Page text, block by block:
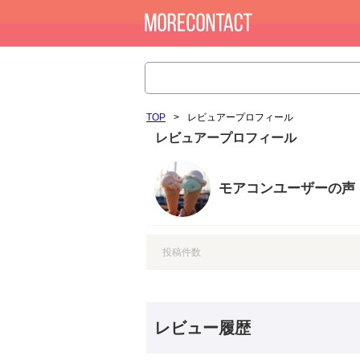
TOP > レビュアープロフィール
レビュアープロフィール
モアコンユーザーの声
投稿件数
レビュー履歴